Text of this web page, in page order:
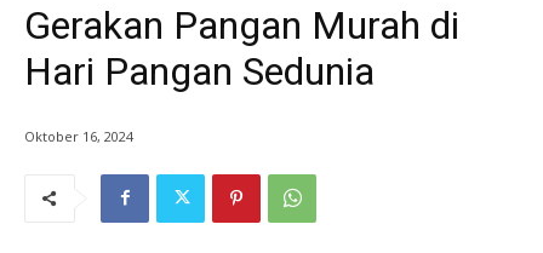
Gerakan Pangan Murah di
Hari Pangan Sedunia
Oktober 16, 2024